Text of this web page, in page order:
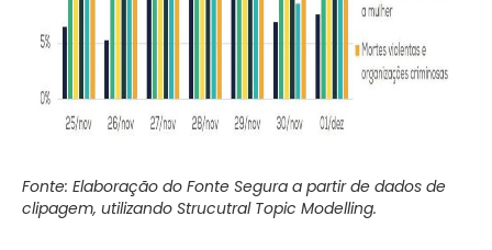
Fonte: Elaboração do Fonte Segura a partir de dados de
clipagem, utilizando Strucutral Topic Modelling.